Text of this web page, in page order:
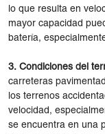
lo que resulta en
mayor capacidad
batería,
3. Condiciones del
carreteras
los terrenos
velocidad,
se encuentra en una